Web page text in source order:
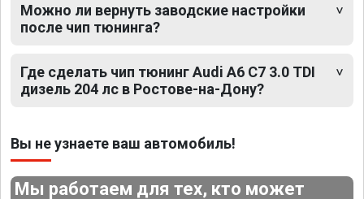
Можно ли вернуть заводские настройки
после чип тюнинга?
Где сделать чип тюнинг Audi A6 C7 3.0 TDI
дизель 204 лс в Ростове-на-Дону?
Вы не узнаете ваш автомобиль!
Мы работаем для тех, кто может